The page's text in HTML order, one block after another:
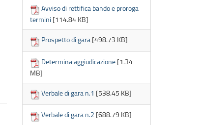
Avviso di rettifica bando e proroga
termini [114.84 KB]
Prospetto di gara [498.73 KB]
Determina aggiudicazione [1.34
MB]
Verbale di gara n.1 [538.45 KB]
Verbale di gara n.2 [688.79 KB]